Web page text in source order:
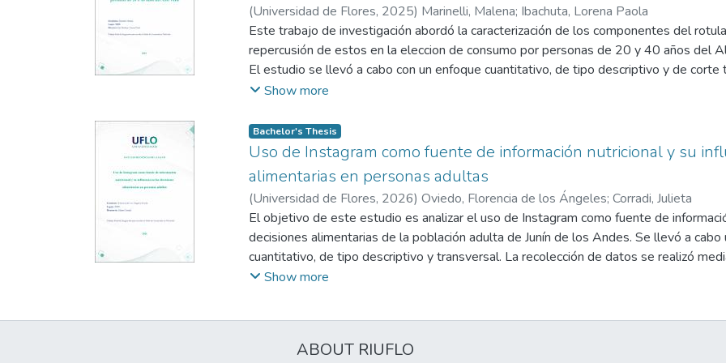
mínimas en el dolor, mientras que solo uno de los tres artículos que evaluaron el
mejora significativa. Sin embargo, no se ha determinado con claridad a qué se
metodológica, la variabilidad en las herramientas de medición y la baja calidad de
conclusiones sólidas.
pos de mejorar tanto el estado nutricional como la calidad de vida de los pacientes
(Universidad de Flores, 2025) Marinelli, Malena; Ibachuta, Lorena Paola
Este trabajo de investigación abordó la caracterización de los componentes del
repercusión de estos en la eleccion de consumo por personas de 20 y 40 años del
El estudio se llevó a cabo con un enfoque cuantitativo, de tipo descriptivo y de corte
conformada por 226 personas que realizaron elecciones de productos alimenticios
percepción sobre los distintos elementos del rotulado presentes en los envases.
Los resultados mostraron que el precio, la confianza y la costumbre influyen más
productos. La mayoría lee el etiquetado, aunque no siempre lo comprende. La
específicas es ocasional. Los octógonos modificaron la decisión de compra en pocos
el verde se asoció con lo “light” y fue el más elegido.
Show more
Bachelor's Thesis
Uso de Instagram como fuente de información nutricional y su
alimentarias en personas adultas
(Universidad de Flores, 2026) Oviedo, Florencia de los Ángeles; Corradi, Julieta
El objetivo de este estudio es analizar el uso de Instagram como fuente de
decisiones alimentarias de la población adulta de Junín de los Andes. Se llevó a
cuantitativo, de tipo descriptivo y transversal. La recolección de datos se realizó
autoadministrado a través de Google Forms, compuesto por preguntas cerradas
para su interpretación.
Show more
ABOUT RIUFLO